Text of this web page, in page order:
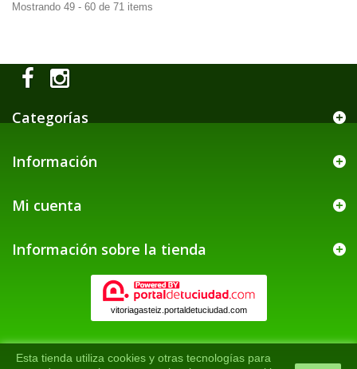
Mostrando 49 - 60 de 71 items
Categorías
Información
Mi cuenta
Información sobre la tienda
Esta tienda utiliza cookies y otras tecnologías para
vitoriagasteiz.portaldetuciudad.com